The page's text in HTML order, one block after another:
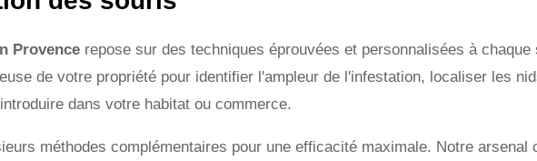
Provence repose sur des techniques éprouvées et personnalisées à chaque
de votre propriété pour identifier l'ampleur de l'infestation, localiser les
dans votre habitat ou commerce.
méthodes complémentaires pour une efficacité maximale. Notre arsenal